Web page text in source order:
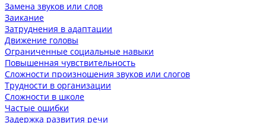
Замена звуков или слов
Заикание
Затруднения в адаптации
Движение головы
Ограниченные социальные навыки
Повышенная чувствительность
Сложности произношения звуков или слогов
Трудности в организации
Сложности в школе
Частые ошибки
Задержка развития речи